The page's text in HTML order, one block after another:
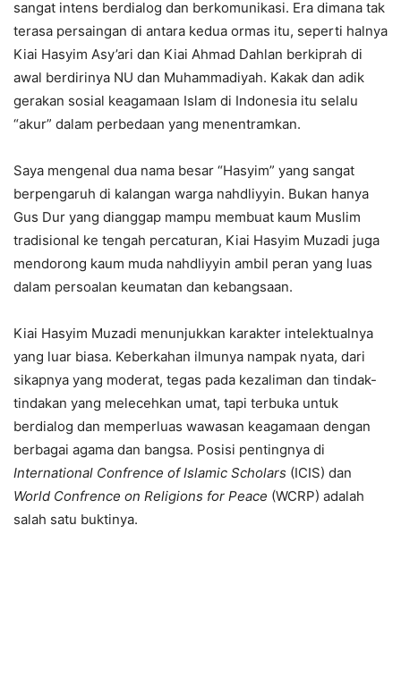
sangat intens berdialog dan berkomunikasi. Era dimana tak
terasa persaingan di antara kedua ormas itu, seperti halnya
Kiai Hasyim Asy’ari dan Kiai Ahmad Dahlan berkiprah di
awal berdirinya NU dan Muhammadiyah. Kakak dan adik
gerakan sosial keagamaan Islam di Indonesia itu selalu
“akur” dalam perbedaan yang menentramkan.
Saya mengenal dua nama besar “Hasyim” yang sangat
berpengaruh di kalangan warga nahdliyyin. Bukan hanya
Gus Dur yang dianggap mampu membuat kaum Muslim
tradisional ke tengah percaturan, Kiai Hasyim Muzadi juga
mendorong kaum muda nahdliyyin ambil peran yang luas
dalam persoalan keumatan dan kebangsaan.
Kiai Hasyim Muzadi menunjukkan karakter intelektualnya
yang luar biasa. Keberkahan ilmunya nampak nyata, dari
sikapnya yang moderat, tegas pada kezaliman dan tindak-
tindakan yang melecehkan umat, tapi terbuka untuk
berdialog dan memperluas wawasan keagamaan dengan
berbagai agama dan bangsa. Posisi pentingnya di
International Confrence of Islamic Scholars (ICIS) dan
World Confrence on Religions for Peace (WCRP) adalah
salah satu buktinya.